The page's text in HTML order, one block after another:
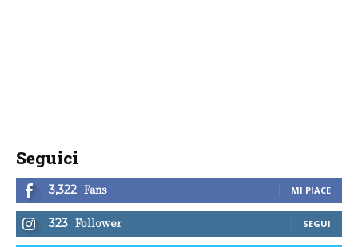
Seguici
3,322 Fans MI PIACE
323 Follower SEGUI